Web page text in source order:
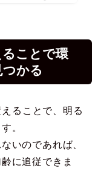
ことで環
かる
ることで、明る
。
いのであれば、
に追従できま